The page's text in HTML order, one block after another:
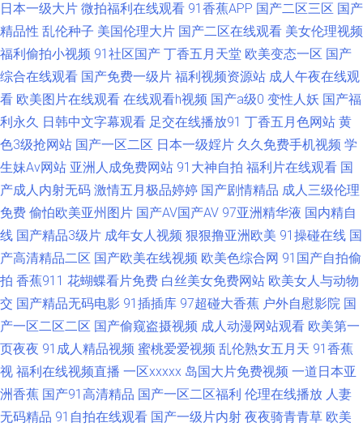
91大香蕉精东麻豆 日本免费天堂久久 国产成人综合在线 亚洲国产欧美在线
另类 吃瓜av导航 探花少妇探花 97亚洲影院 色伦五月天 91在线A级片 青青草
午夜视频 91制作视频在线 欧美性交贴图 91亚洲资源站 欧日美色色 91论坛
亚洲 AV免费福利 色涩叉蜜桃 大香蕉AV片 日韩无码高清网址 91网站在线观
看视频 性爱福利视频 av草逼网 欧美成人乱 91色摸 久草免费资源 91cn视频
国产男人天堂 中文字幕首页人妻91 91蜜桃传媒一区 美女抠逼 91麻豆蜜桃人
妻 91麻豆蜜桃人妻 韩国久久精品 91ncom好深好爽 东京热男人的天堂09 亚
洲人妻中出 九草社区 91社国产剧情 男人天堂黄网 91传媒成人 精品久久区
影音先锋成人av网址 国产精品人妻偷情 先锋影音毛片 成人福利网 日本阿v手
机在线 91视频网址91婷婷 久久超碰影院 91工厂直播 国产视频25页 五月天
日本一级大片 微拍福利在线观看 91香蕉APP 国产二区三区 国产
精品性 乱伦种子 美国伦理大片 国产二区在线观看 美女伦理视频
福利偷拍小视频 91社区国产 丁香五月天堂 欧美变态一区 国产
综合在线观看 国产免费一级片 福利视频资源站 成人午夜在线观
看 欧美图片在线观看 在线观看h视频 国产a级0 变性人妖 国产福
利永久 日韩中文字幕观看 足交在线播放91 丁香五月色网站 黄
色3级抢网站 国产一区二区 日本一级婬片 久久免费手机视频 学
生妹Av网站 亚洲人成免费网站 91大神自拍 福利片在线观看 国
产成人内射无码 激情五月极品婷婷 国产剧情精品 成人三级伦理
免费 偷怕欧美亚州图片 国产AV国产AV 97亚洲精华液 国内精自
线 国产精品3级片 成年女人视频 狠狠撸亚洲欧美 91操碰在线 国
产高清精品二区 国产欧美在线视频 欧美色综合网 91国产自拍偷
拍 香蕉911 花蝴蝶看片免费 白丝美女免费网站 欧美女人与动物
交 国产精品无码电影 91插插库 97超碰大香蕉 户外自慰影院 国
产一区二区二区 国产偷窥盗摄视频 成人动漫网站观看 欧美第一
页夜夜 91成人精品视频 蜜桃爱爱视频 乱伦熟女五月天 91香蕉
视 福利在线视频直播 一区xxxxx 岛国大片免费视频 一道日本亚
洲香蕉 国产91高清精品 国产一区二区福利 伦理在线播放 人妻
无码精品 91自拍在线观看 国产一级片内射 夜夜骑青青草 欧美